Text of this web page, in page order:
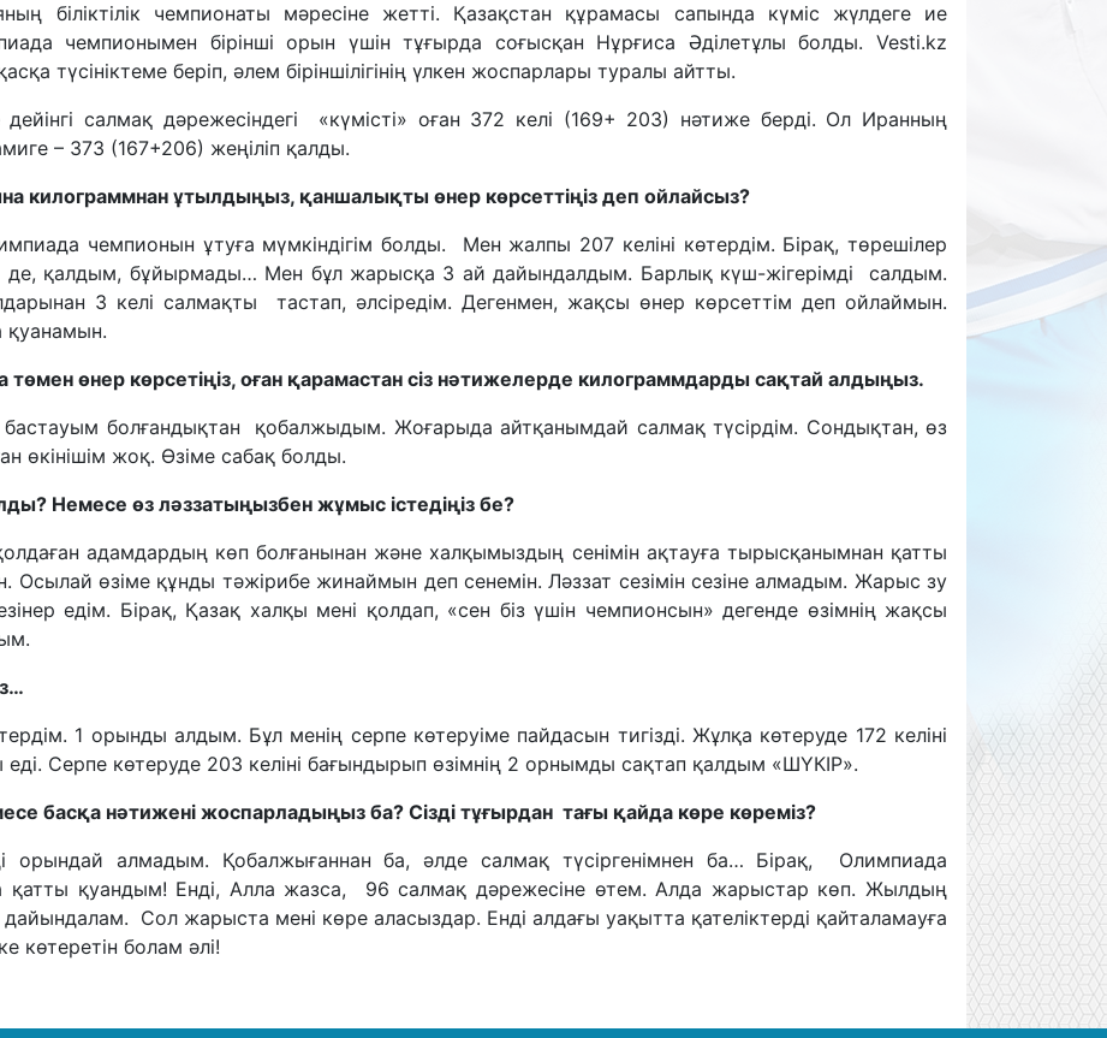
біліктілік чемпионаты мәресіне жетті. Қазақстан құрамасы сапында күміс жүлдеге ие
чемпионымен бірінші орын үшін тұғырда соғысқан Нұрғиса Әділетұлы болды. Vesti.kz
түсініктеме беріп, әлем біріншілігінің үлкен жоспарлары туралы айтты.
дейінгі салмақ дәрежесіндегі «күмісті» оған 372 келі (169+ 203) нәтиже берді. Ол Иранның
– 373 (167+206) жеңіліп қалды.
килограммнан ұтылдыңыз, қаншалықты өнер көрсеттіңіз деп ойлайсыз?
чемпионын ұтуға мүмкіндігім болды. Мен жалпы 207 келіні көтердім. Бірақ, төрешілер
де, қалдым, бұйырмады… Мен бұл жарысқа 3 ай дайындалдым. Барлық күш-жігерімді салдым.
3 келі салмақты тастап, әлсіредім. Дегенмен, жақсы өнер көрсеттім деп ойлаймын.
қуанамын.
төмен өнер көрсетіңіз, оған қарамастан сіз нәтижелерде килограммдарды сақтай алдыңыз.
болғандықтан қобалжыдым. Жоғарыда айтқанымдай салмақ түсірдім. Сондықтан, өз
өкінішім жоқ. Өзіме сабақ болды.
Немесе өз ләззатыңызбен жұмыс істедіңіз бе?
адамдардың көп болғанынан және халқымыздың сенімін ақтауға тырысқанымнан қатты
өзіме құнды тәжірибе жинаймын деп сенемін. Ләззат сезімін сезіне алмадым. Жарыс зу
едім. Бірақ, Қазақ халқы мені қолдап, «сен біз үшін чемпионсын» дегенде өзімнің жақсы
1 орынды алдым. Бұл менің серпе көтеруіме пайдасын тигізді. Жұлқа көтеруде 172 келіні
Серпе көтеруде 203 келіні бағындырып өзімнің 2 орнымды сақтап қалдым «ШҮКІР».
басқа нәтижені жоспарладыңыз ба? Сізді тұғырдан тағы қайда көре көреміз?
орындай алмадым. Қобалжығаннан ба, әлде салмақ түсіргенімнен ба… Бірақ, Олимпиада
қатты қуандым! Енді, Алла жазса, 96 салмақ дәрежесіне өтем. Алда жарыстар көп. Жылдың
Сол жарыста мені көре аласыздар. Енді алдағы уақытта қателіктерді қайталамауға
көтеретін болам әлі!